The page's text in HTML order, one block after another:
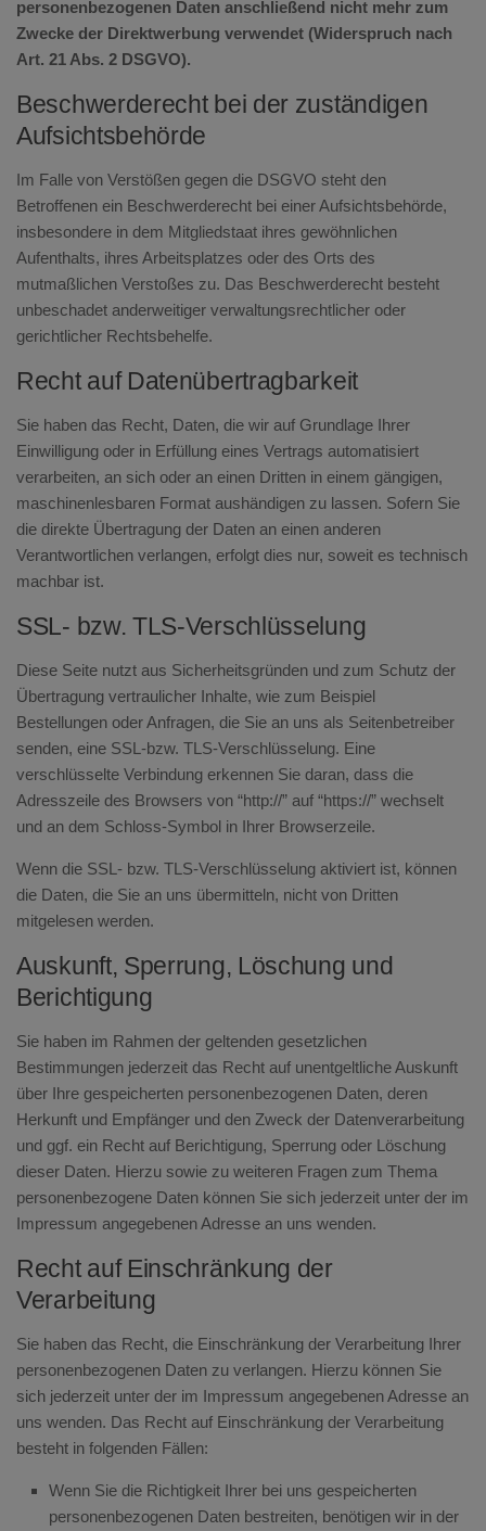
personenbezogenen Daten anschließend nicht mehr zum
Zwecke der Direktwerbung verwendet (Widerspruch nach
Art. 21 Abs. 2 DSGVO).
Beschwerderecht bei der zuständigen
Aufsichtsbehörde
Im Falle von Verstößen gegen die DSGVO steht den
Betroffenen ein Beschwerderecht bei einer Aufsichtsbehörde,
insbesondere in dem Mitgliedstaat ihres gewöhnlichen
Aufenthalts, ihres Arbeitsplatzes oder des Orts des
mutmaßlichen Verstoßes zu. Das Beschwerderecht besteht
unbeschadet anderweitiger verwaltungsrechtlicher oder
gerichtlicher Rechtsbehelfe.
Recht auf Datenübertragbarkeit
Sie haben das Recht, Daten, die wir auf Grundlage Ihrer
Einwilligung oder in Erfüllung eines Vertrags automatisiert
verarbeiten, an sich oder an einen Dritten in einem gängigen,
maschinenlesbaren Format aushändigen zu lassen. Sofern Sie
die direkte Übertragung der Daten an einen anderen
Verantwortlichen verlangen, erfolgt dies nur, soweit es technisch
machbar ist.
SSL- bzw. TLS-Verschlüsselung
Diese Seite nutzt aus Sicherheitsgründen und zum Schutz der
Übertragung vertraulicher Inhalte, wie zum Beispiel
Bestellungen oder Anfragen, die Sie an uns als Seitenbetreiber
senden, eine SSL-bzw. TLS-Verschlüsselung. Eine
verschlüsselte Verbindung erkennen Sie daran, dass die
Adresszeile des Browsers von “http://” auf “https://” wechselt
und an dem Schloss-Symbol in Ihrer Browserzeile.
Wenn die SSL- bzw. TLS-Verschlüsselung aktiviert ist, können
die Daten, die Sie an uns übermitteln, nicht von Dritten
mitgelesen werden.
Auskunft, Sperrung, Löschung und
Berichtigung
Sie haben im Rahmen der geltenden gesetzlichen
Bestimmungen jederzeit das Recht auf unentgeltliche Auskunft
über Ihre gespeicherten personenbezogenen Daten, deren
Herkunft und Empfänger und den Zweck der Datenverarbeitung
und ggf. ein Recht auf Berichtigung, Sperrung oder Löschung
dieser Daten. Hierzu sowie zu weiteren Fragen zum Thema
personenbezogene Daten können Sie sich jederzeit unter der im
Impressum angegebenen Adresse an uns wenden.
Recht auf Einschränkung der
Verarbeitung
Sie haben das Recht, die Einschränkung der Verarbeitung Ihrer
personenbezogenen Daten zu verlangen. Hierzu können Sie
sich jederzeit unter der im Impressum angegebenen Adresse an
uns wenden. Das Recht auf Einschränkung der Verarbeitung
besteht in folgenden Fällen:
Wenn Sie die Richtigkeit Ihrer bei uns gespeicherten
personenbezogenen Daten bestreiten, benötigen wir in der